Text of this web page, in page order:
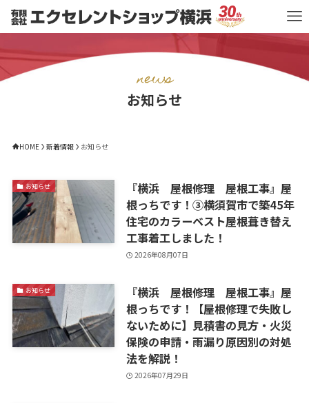
お知らせ
news
HOME 新着情報 お知らせ
お知らせ
『横浜 屋根修理 屋根工事』屋
根っちです！③横須賀市で築45年
住宅のカラーベスト屋根葺き替え
工事着工しました！
2026年08月07日
お知らせ
『横浜 屋根修理 屋根工事』屋
根っちです！【屋根修理で失敗し
ないために】見積書の見方・火災
保険の申請・雨漏り原因別の対処
法を解説！
2026年07月29日